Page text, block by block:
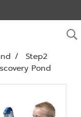
Step2
Pond